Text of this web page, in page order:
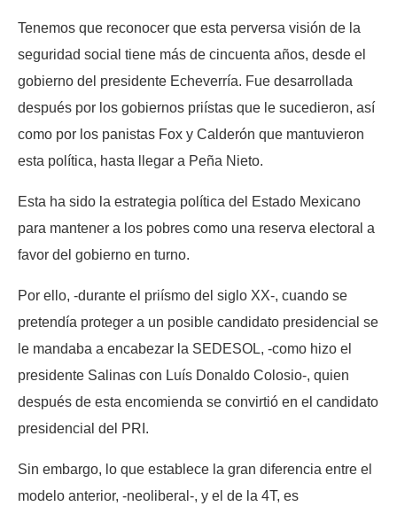
Tenemos que reconocer que esta perversa visión de la
seguridad social tiene más de cincuenta años, desde el
gobierno del presidente Echeverría. Fue desarrollada
después por los gobiernos priístas que le sucedieron, así
como por los panistas Fox y Calderón que mantuvieron
esta política, hasta llegar a Peña Nieto.
Esta ha sido la estrategia política del Estado Mexicano
para mantener a los pobres como una reserva electoral a
favor del gobierno en turno.
Por ello, -durante el priísmo del siglo XX-, cuando se
pretendía proteger a un posible candidato presidencial se
le mandaba a encabezar la SEDESOL, -como hizo el
presidente Salinas con Luís Donaldo Colosio-, quien
después de esta encomienda se convirtió en el candidato
presidencial del PRI.
Sin embargo, lo que establece la gran diferencia entre el
modelo anterior, -neoliberal-, y el de la 4T, es